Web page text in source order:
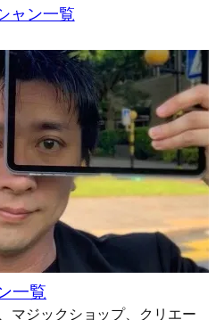
ャン一覧
一覧
マジックショップ、クリエー